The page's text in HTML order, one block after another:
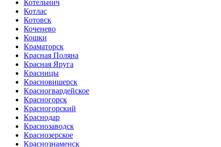
Котельнич
Котлас
Котовск
Коченево
Кошки
Краматорск
Красная Поляна
Красная Яруга
Красницы
Красновишерск
Красногвардейское
Красногорск
Красногорский
Краснодар
Краснозаводск
Краснозерское
Краснознаменск